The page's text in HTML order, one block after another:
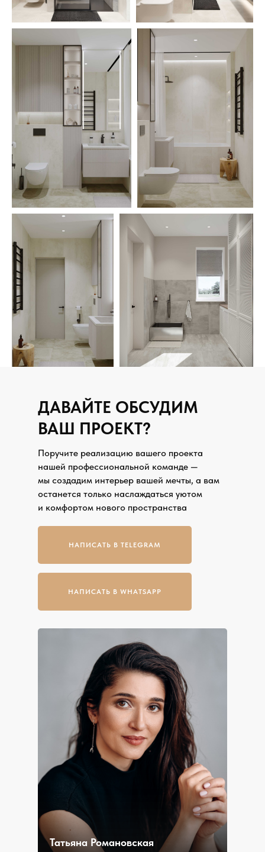
НАПИСАТЬ В WHATSAPP
НАПИСАТЬ В TELEGRAM
Поручите реализацию вашего проекта
нашей профессиональной команде —
мы создадим интерьер вашей мечты, а вам
останется только наслаждаться уютом
и комфортом нового пространства
ДАВАЙТЕ ОБСУДИМ
ВАШ ПРОЕКТ?
Татьяна Романовская